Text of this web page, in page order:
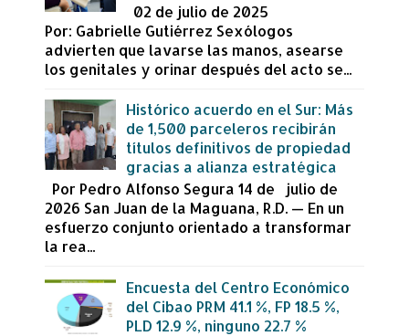
02 de julio de 2025
Por: Gabrielle Gutiérrez Sexólogos
advierten que lavarse las manos, asearse
los genitales y orinar después del acto se...
Histórico acuerdo en el Sur: Más
de 1,500 parceleros recibirán
títulos definitivos de propiedad
gracias a alianza estratégica
Por Pedro Alfonso Segura 14 de julio de
2026 San Juan de la Maguana, R.D. — En un
esfuerzo conjunto orientado a transformar
la rea...
Encuesta del Centro Económico
del Cibao PRM 41.1 %, FP 18.5 %,
PLD 12.9 %, ninguno 22.7 %